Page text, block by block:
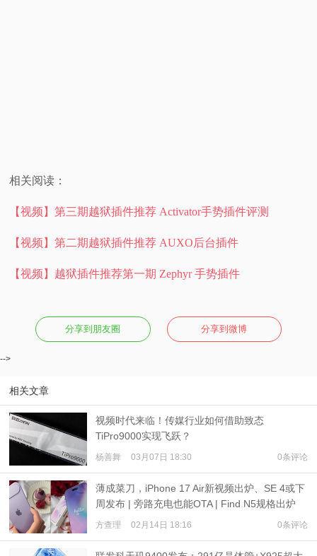
相关阅读：
【视频】第三期越狱插件推荐 Activator手势插件评测
【视频】第二期越狱插件推荐 AUXO后台插件
【视频】越狱插件推荐第一期 Zephyr 手势插件
分享到朋友圈 分享到微博
-->
相关文章
视频时代来临！传媒行业如何借助致态
TiPro9000实现飞跃？
杨善舞 03月07日 18:30 0条评论
薄成菜刀，iPhone 17 Air新视频出炉、SE 4或下
周发布 | 旁路充电也能OTA | Find N5规格出炉
方查理 02月14日 18:16 0条评论